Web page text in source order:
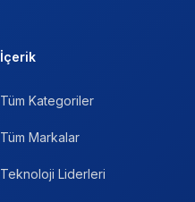
İçerik
Tüm Kategoriler
Tüm Markalar
Teknoloji Liderleri